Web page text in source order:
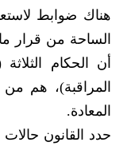
هناك ضوابط
الساحة من قرار
أن الحكام
المراقبة)، هم
المعادة.
حدد القانون